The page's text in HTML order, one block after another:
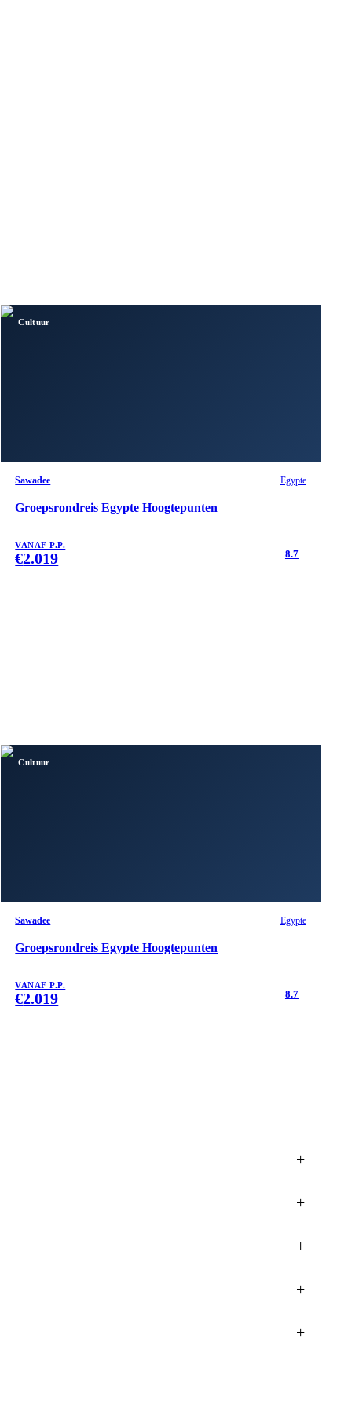
Cultuur
Sawadee Egypte
Groepsrondreis Egypte Hoogtepunten
VANAF P.P.
€2.019 8.7
Cultuur
Sawadee Egypte
Groepsrondreis Egypte Hoogtepunten
VANAF P.P.
€2.019 8.7
+
+
+
+
+